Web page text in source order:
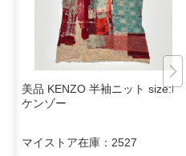
美品 KENZO 半袖ニット size:M
ケンゾー
マイストア在庫： 2527